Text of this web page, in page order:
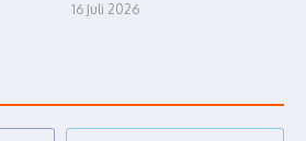
16 Juli 2026